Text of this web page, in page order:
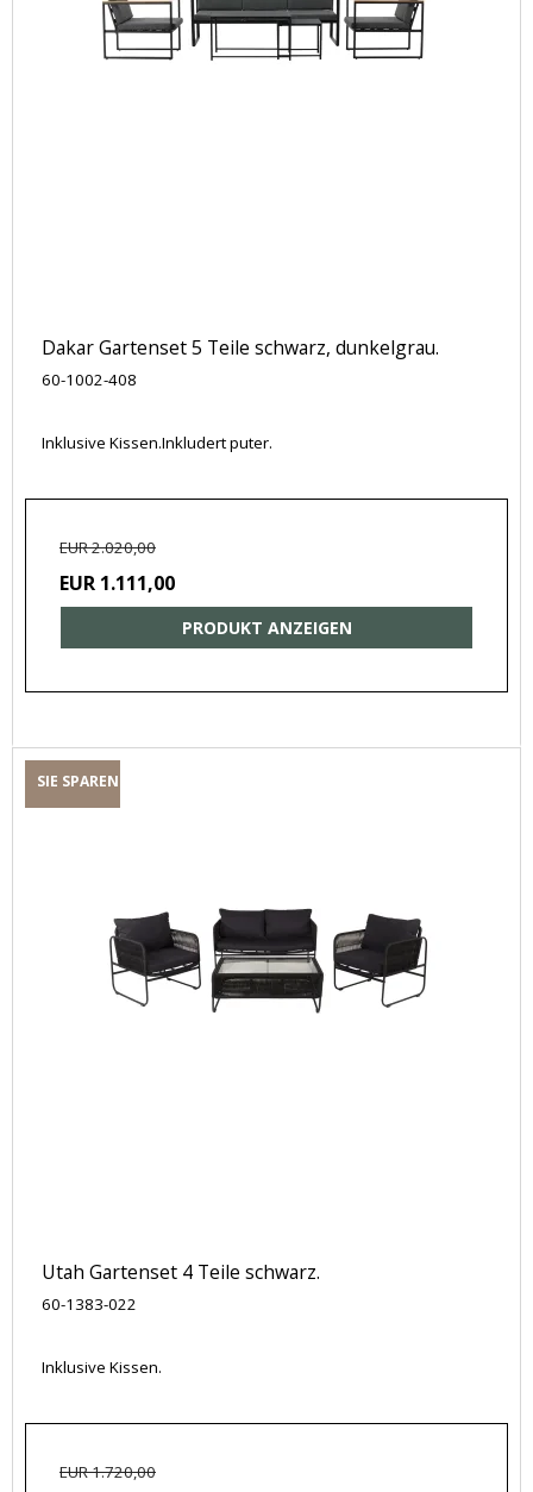
Dakar Gartenset 5 Teile schwarz, dunkelgrau.
60-1002-408
Inklusive Kissen.Inkludert puter.
EUR 2.020,00
EUR 1.111,00
PRODUKT ANZEIGEN
SIE SPAREN
Utah Gartenset 4 Teile schwarz.
60-1383-022
Inklusive Kissen.
EUR 1.720,00